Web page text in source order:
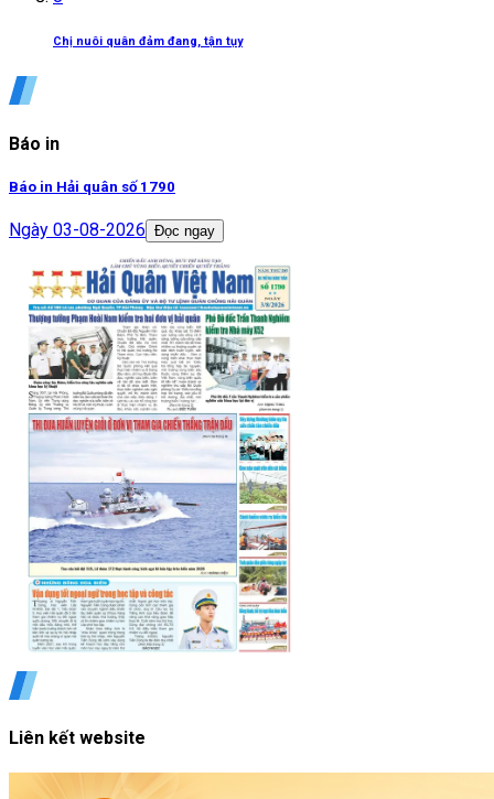
Chị nuôi quân đảm đang, tận tụy
Báo in
Báo in Hải quân số 1790
Ngày 03-08-2026 Đọc ngay
Liên kết website